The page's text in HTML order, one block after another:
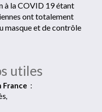
à la COVID 19 étant
ont totalement
masque et de contrôle
utiles
France :